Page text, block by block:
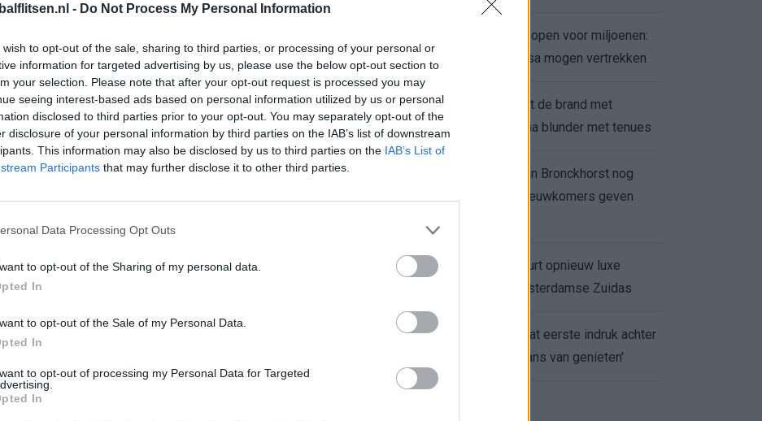
- Do Not Process My Personal Information
wish to opt-out of the sale, sharing to third parties, or processing of your personal or
information for targeted advertising by us, please use the below opt-out section to
your selection. Please note that after your opt-out request is processed you may
seeing interest-based ads based on personal information utilized by us or personal
disclosed to third parties prior to your opt-out. You may separately opt-out of the
disclosure of your personal information by third parties on the IAB’s list of downstream
This information may also be disclosed by us to third parties on the IAB’s List of
Participants that may further disclose it to other third parties.
Data Processing Opt Outs
to opt-out of the Sharing of my personal data.
In
to opt-out of the Sale of my Personal Data.
In
to opt-out of processing my Personal Data for Targeted
In
Eindhoven voor bedrag boven de vraagprijs
krijgt rood en mag tóch verder
zo ziet de route naar het nieuwe seizoen eruit
en bleef Ajax met lege handen achter
interview na Oranje-vragen abrupt af
16.
Feyenoord zet deur open voor miljoenen:
Ueda en Hadj Moussa mogen vertrekken
17.
Ajax helpt Burnley uit de brand met
afgeknipte sokken na blunder met tenues
Feyenoord onder Van Bronckhorst nog
altijd ongeslagen: nieuwkomers geven
19.
Hakim Ziyech verhuurt opnieuw luxe
appartement op Amsterdamse Zuidas
Marcos Leonardo laat eerste indruk achter
bij Ajax: 'Hier gaan fans van genieten'